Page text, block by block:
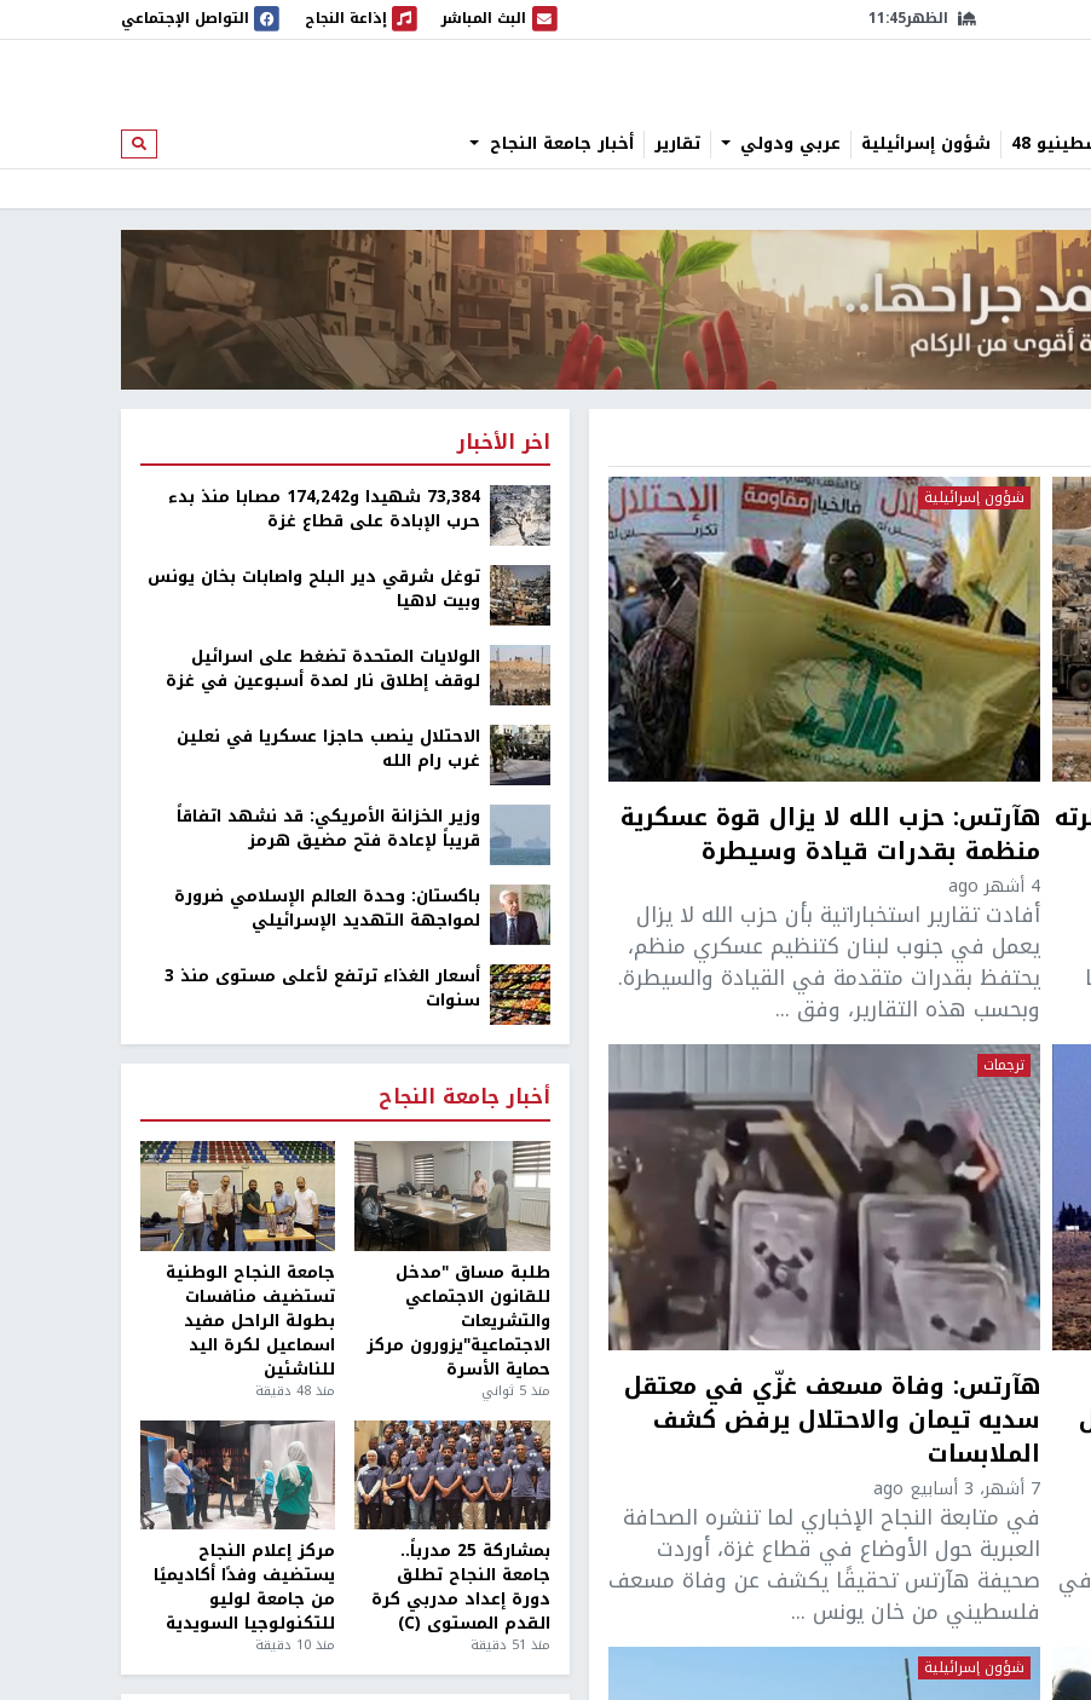
الظهر11:45 البث المباشر
البث المباشر إذاعة النجاح
إذاعة النجاح التواصل الإجتماعي
48 شؤون إسرائيلية عربي ودولي تقارير أخبار جامعة النجاح ابحث
شؤون إسرائيلية
هآرتس: حزب الله لا يزال قوة عسكرية
منظمة بقدرات قيادة وسيطرة
4 أشهر ago
أفادت تقارير استخباراتية بأن حزب الله لا يزال
يعمل في جنوب لبنان كتنظيم عسكري منظم،
يحتفظ بقدرات متقدمة في القيادة والسيطرة.
وبحسب هذه التقارير، وفق ...
في
ترجمات
هآرتس: وفاة مسعف غزّي في معتقل
سديه تيمان والاحتلال يرفض كشف
الملابسات
7 أشهر، 3 أسابيع ago
في متابعة النجاح الإخباري لما تنشره الصحافة
العبرية حول الأوضاع في قطاع غزة، أوردت
صحيفة هآرتس تحقيقًا يكشف عن وفاة مسعف
فلسطيني من خان يونس ...
شؤون إسرائيلية
اخر الأخبار
73,384 شهيدا و174,242 مصابا منذ بدء
حرب الإبادة على قطاع غزة
توغل شرقي دير البلح واصابات بخان يونس
وبيت لاهيا
الولايات المتحدة تضغط على اسرائيل
لوقف إطلاق نار لمدة أسبوعين في غزة
الاحتلال ينصب حاجزا عسكريا في نعلين
غرب رام الله
وزير الخزانة الأمريكي: قد نشهد اتفاقاً
قريباً لإعادة فتح مضيق هرمز
باكستان: وحدة العالم الإسلامي ضرورة
لمواجهة التهديد الإسرائيلي
أسعار الغذاء ترتفع لأعلى مستوى منذ 3
سنوات
أخبار جامعة النجاح
طلبة مساق "مدخل
للقانون الاجتماعي
والتشريعات
الاجتماعية"يزورون مركز
حماية الأسرة
منذ 5 ثواني
جامعة النجاح الوطنية
تستضيف منافسات
بطولة الراحل مفيد
اسماعيل لكرة اليد
للناشئين
منذ 48 دقيقة
بمشاركة 25 مدرباً..
جامعة النجاح تطلق
دورة إعداد مدربي كرة
القدم المستوى (C)
منذ 51 دقيقة
مركز إعلام النجاح
يستضيف وفدًا أكاديميًا
من جامعة لوليو
للتكنولوجيا السويدية
منذ 10 دقيقة